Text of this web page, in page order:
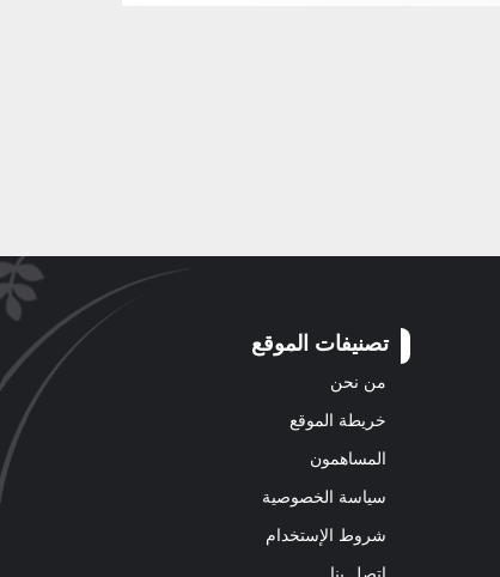
تصنيفات الموقع
من نحن
خريطة الموقع
المساهمون
سياسة الخصوصية
شروط الإستخدام